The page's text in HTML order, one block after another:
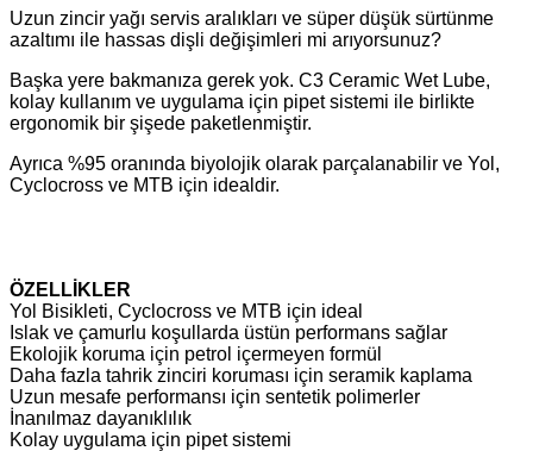
Uzun zincir yağı servis aralıkları ve süper düşük sürtünme
azaltımı ile hassas dişli değişimleri mi arıyorsunuz?
Başka yere bakmanıza gerek yok. C3 Ceramic Wet Lube,
kolay kullanım ve uygulama için pipet sistemi ile birlikte
ergonomik bir şişede paketlenmiştir.
Ayrıca %95 oranında biyolojik olarak parçalanabilir ve Yol,
Cyclocross ve MTB için idealdir.
ÖZELLİKLER
Yol Bisikleti, Cyclocross ve MTB için ideal
Islak ve çamurlu koşullarda üstün performans sağlar
Ekolojik koruma için petrol içermeyen formül
Daha fazla tahrik zinciri koruması için seramik kaplama
Uzun mesafe performansı için sentetik polimerler
İnanılmaz dayanıklılık
Kolay uygulama için pipet sistemi